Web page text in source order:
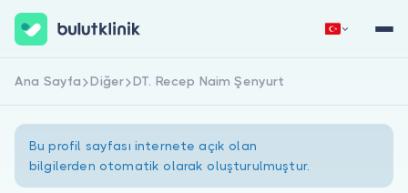
Hemen Kaydol Giriş Yap
Ana Sayfa Diğer DT. Recep Naim Şenyurt
Bu profil sayfası internete açık olan
bilgilerden otomatik olarak oluşturulmuştur.